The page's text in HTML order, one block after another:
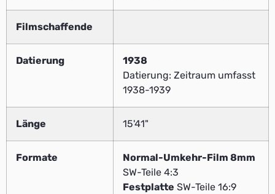
Filmschaffende
Datierung
1938
Datierung: Zeitraum umfasst
1938-1939
Länge 15'41"
Formate
Normal-Umkehr-Film 8mm
SW-Teile 4:3
Festplatte SW-Teile 16:9